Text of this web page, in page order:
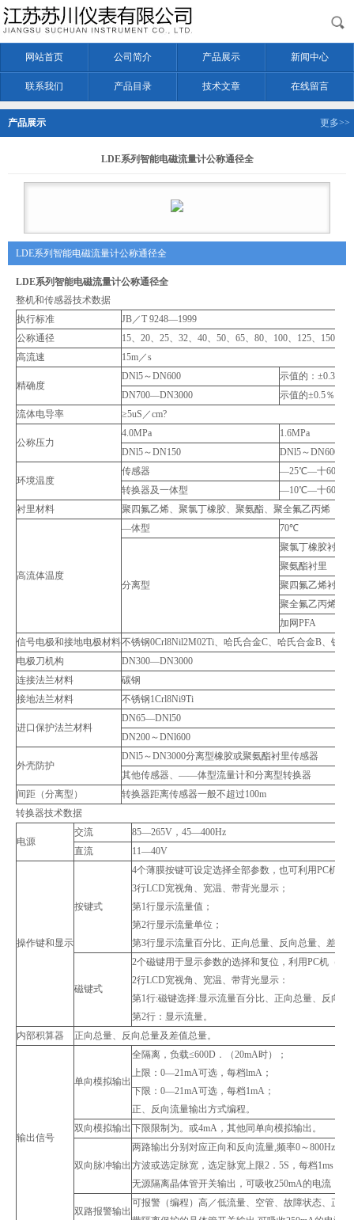
网站首页 公司简介 产品展示 新闻中心
联系我们 产品目录 技术文章 在线留言
产品展示 更多>>
LDE系列智能电磁流量计公称通径全
LDE系列智能电磁流量计公称通径全
LDE系列智能电磁流量计公称通径全
整机和传感器技术数据
执行标准
JB／T 9248—1999
公称通径
15、20、25、32、40、50、65、80、100、125、150、
高流速
15m／s
精确度
DNl5～DN600
示值的：±0.3％
DN700—DN3000
示值的±0.5％（
流体电导率
≥5uS／cm?
公称压力
4.0MPa
1.6MPa
DNl5～DN150
DNl5～DN600
环境温度
传感器
—25℃—十60℃
转换器及一体型
—10℃—十60℃
衬里材料
聚四氟乙烯、聚氯丁橡胶、聚氨酯、聚全氟乙丙烯（
高流体温度
—体型 70℃
分离型
聚氯丁橡胶衬里
聚氨酯衬里
聚四氟乙烯衬里
聚全氟乙丙烯（
加网PFA
信号电极和接地电极材料不锈钢0Crl8Nil2M02Ti、哈氏合金C、哈氏合金B、钛
电极刀机构
DN300—DN3000
连接法兰材料
碳钢
接地法兰材料
不锈钢1Crl8Ni9Ti
进口保护法兰材料
DN65—DNl50
DN200～DNl600
外壳防护
DNl5～DN3000分离型橡胶或聚氨酯衬里传感器
其他传感器、——体型流量计和分离型转换器
间距（分离型）
转换器距离传感器一般不超过100m
转换器技术数据
电源
交流
85—265V，45—400Hz
直流
11—40V
操作键和显示
按键式
4个薄膜按键可设定选择全部参数，也可利用PC机（
3行LCD宽视角、宽温、带背光显示；
第1行显示流量值；
第2行显示流量单位；
第3行显示流量百分比、正向总量、反向总量、差值
磁键式
2个磁键用于显示参数的选择和复位，利用PC机（
2行LCD宽视角、宽温、带背光显示：
第1行:磁键选择:显示流量百分比、正向总量、反向
第2行：显示流量。
内部积算器
正向总量、反向总量及差值总量。
输出信号
单向模拟输出
全隔离，负载≤600D．（20mA时）；
上限：0—21mA可选，每档lmA；
下限：0—21mA可选，每档1mA；
正、反向流量输出方式编程。
双向模拟输出 下限限制为。或4mA，其他同单向模拟输出。
双向脉冲输出
两路输出分别对应正向和反向流量,频率0～800Hz,上
方波或选定脉宽，选定脉宽上限2．5S，每档1ms；
无源隔离晶体管开关输出，可吸收250mA的电流，耐
双路报警输出
可报警（编程）高／低流量、空管、故障状态、正